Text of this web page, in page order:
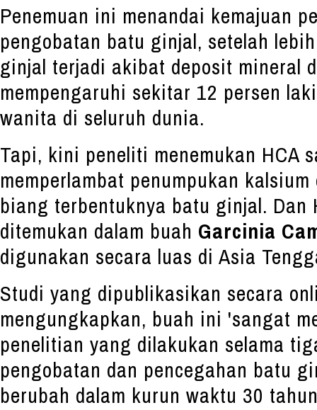
Penemuan ini menandai kemajuan
pengobatan batu ginjal, setelah
ginjal terjadi akibat deposit mineral
mempengaruhi sekitar 12 persen
wanita di seluruh dunia.
Tapi, kini peneliti menemukan HCA
memperlambat penumpukan
biang terbentuknya batu ginjal. Dan
ditemukan dalam buah Garcinia
digunakan secara luas di Asia
Studi yang dipublikasikan secara
mengungkapkan, buah ini 'sangat
penelitian yang dilakukan selama
pengobatan dan pencegahan batu
berubah dalam kurun waktu 30